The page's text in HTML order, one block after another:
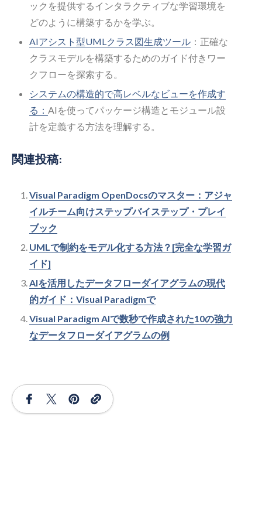
ックを提供するインタラクティブな学習環境を
どのように構築するかを学ぶ。
AIアシスト型UMLクラス図生成ツール ：正確な
クラスモデルを構築するためのガイド付きワー
クフローを探索する。
システムの構造的で高レベルなビューを作成す
る： AIを使ってパッケージ構造とモジュール設
計を定義する方法を理解する。
関連投稿:
Visual Paradigm OpenDocsのマスター：アジャ
イルチーム向けステップバイステップ・プレイ
ブック
UMLで制約をモデル化する方法？[完全な学習ガ
イド]
AIを活用したデータフローダイアグラムの現代
的ガイド：Visual Paradigmで
Visual Paradigm AIで数秒で作成された10の強力
なデータフローダイアグラムの例